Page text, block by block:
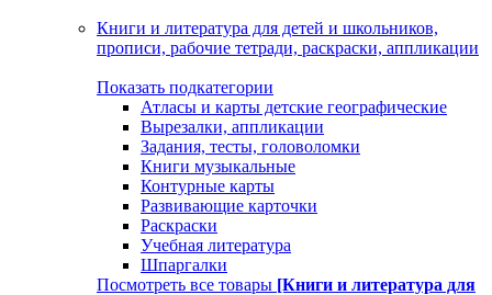
Книги и литература для детей и школьников,
прописи, рабочие тетради, раскраски, аппликации
Показать подкатегории
Атласы и карты детские географические
Вырезалки, аппликации
Задания, тесты, головоломки
Книги музыкальные
Контурные карты
Развивающие карточки
Раскраски
Учебная литература
Шпаргалки
Посмотреть все товары [Книги и литература для